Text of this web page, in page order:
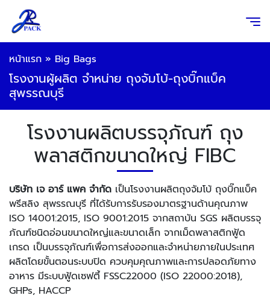
หน้าแรก » Big Bags
โรงงานผู้ผลิต จำหน่าย ถุงจัมโบ้-ถุงบิ๊กแบ็ค
สุพรรณบุรี
โรงงานผลิตบรรจุภัณฑ์ ถุง
พลาสติกขนาดใหญ่ FIBC
บริษัท เจ อาร์ แพค จำกัด เป็นโรงงานผลิตถุงจัมโบ้ ถุงบิ๊กแบ็ค
พรีสลิง สุพรรณบุรี ที่ได้รับการรับรองมาตรฐานด้านคุณภาพ
ISO 14001:2015, ISO 9001:2015 จากสถาบัน SGS ผลิตบรรจุ
ภัณฑ์ชนิดอ่อนขนาดใหญ่และขนาดเล็ก จากเม็ดพลาสติกฟู้ด
เกรด เป็นบรรจุภัณฑ์เพื่อการส่งออกและจำหน่ายภายในประเทศ
ผลิตโดยขั้นตอนระบบปิด ควบคุมคุณภาพและการปลอดภัยทาง
อาหาร มีระบบฟู้ดเซฟตี้ FSSC22000 (ISO 22000:2018),
GHPs, HACCP